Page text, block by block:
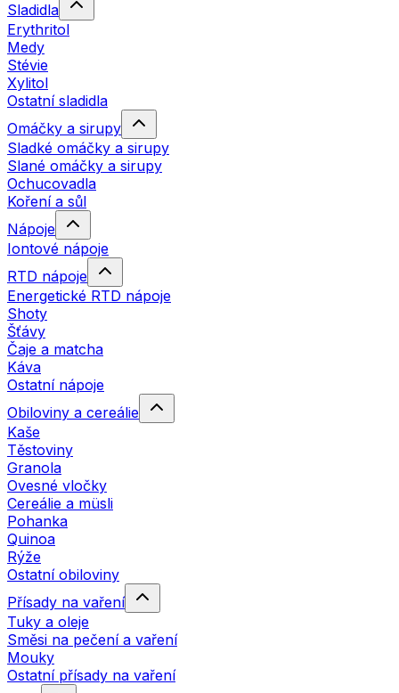
Sladidla
Erythritol
Medy
Stévie
Xylitol
Ostatní sladidla
Omáčky a sirupy
Sladké omáčky a sirupy
Slané omáčky a sirupy
Ochucovadla
Koření a sůl
Nápoje
Iontové nápoje
RTD nápoje
Energetické RTD nápoje
Shoty
Šťávy
Čaje a matcha
Káva
Ostatní nápoje
Obiloviny a cereálie
Kaše
Těstoviny
Granola
Ovesné vločky
Cereálie a müsli
Pohanka
Quinoa
Rýže
Ostatní obiloviny
Přísady na vaření
Tuky a oleje
Směsi na pečení a vaření
Mouky
Ostatní přísady na vaření